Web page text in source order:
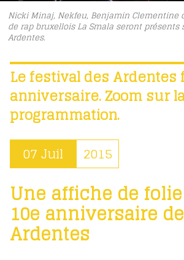
Nicki Minaj, Nekfeu, Benjamin Clementine
de rap bruxellois La Smala seront présents
Ardentes.
Le festival des Ardentes
anniversaire. Zoom sur
programmation.
07 Juil 2015
Une affiche de
10e anniversaire
Ardentes